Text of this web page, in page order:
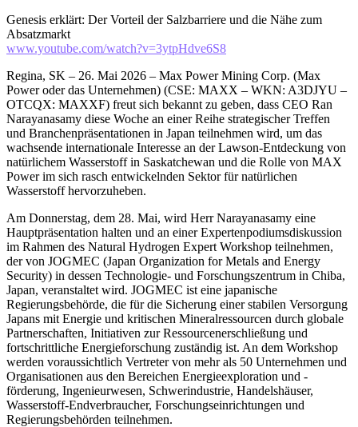
Genesis erklärt: Der Vorteil der Salzbarriere und die Nähe zum
Absatzmarkt
www.youtube.com/watch?v=3ytpHdve6S8
Regina, SK – 26. Mai 2026 – Max Power Mining Corp. (Max
Power oder das Unternehmen) (CSE: MAXX – WKN: A3DJYU –
OTCQX: MAXXF) freut sich bekannt zu geben, dass CEO Ran
Narayanasamy diese Woche an einer Reihe strategischer Treffen
und Branchenpräsentationen in Japan teilnehmen wird, um das
wachsende internationale Interesse an der Lawson-Entdeckung von
natürlichem Wasserstoff in Saskatchewan und die Rolle von MAX
Power im sich rasch entwickelnden Sektor für natürlichen
Wasserstoff hervorzuheben.
Am Donnerstag, dem 28. Mai, wird Herr Narayanasamy eine
Hauptpräsentation halten und an einer Expertenpodiumsdiskussion
im Rahmen des Natural Hydrogen Expert Workshop teilnehmen,
der von JOGMEC (Japan Organization for Metals and Energy
Security) in dessen Technologie- und Forschungszentrum in Chiba,
Japan, veranstaltet wird. JOGMEC ist eine japanische
Regierungsbehörde, die für die Sicherung einer stabilen Versorgung
Japans mit Energie und kritischen Mineralressourcen durch globale
Partnerschaften, Initiativen zur Ressourcenerschließung und
fortschrittliche Energieforschung zuständig ist. An dem Workshop
werden voraussichtlich Vertreter von mehr als 50 Unternehmen und
Organisationen aus den Bereichen Energieexploration und -
förderung, Ingenieurwesen, Schwerindustrie, Handelshäuser,
Wasserstoff-Endverbraucher, Forschungseinrichtungen und
Regierungsbehörden teilnehmen.